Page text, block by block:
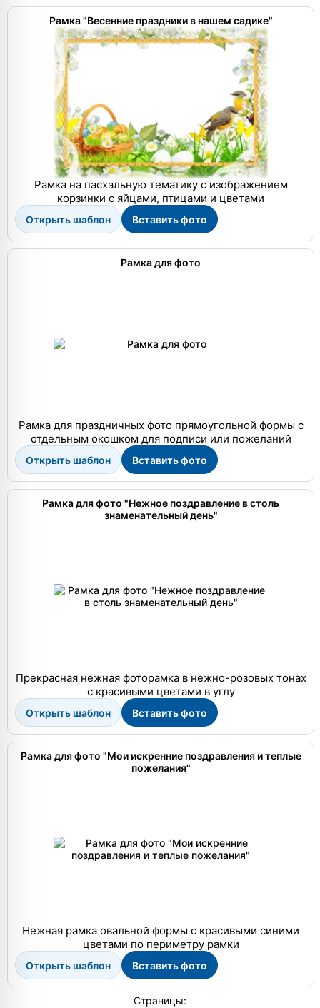
Рамка "Весенние праздники в нашем садике"
Рамка на пасхальную тематику с изображением
корзинки с яйцами, птицами и цветами
Открыть шаблон Вставить фото
Рамка для фото
Рамка для праздничных фото прямоугольной формы с
отдельным окошком для подписи или пожеланий
Открыть шаблон Вставить фото
Рамка для фото "Нежное поздравление в столь
знаменательный день"
Прекрасная нежная фоторамка в нежно-розовых тонах
с красивыми цветами в углу
Открыть шаблон Вставить фото
Рамка для фото "Мои искренние поздравления и теплые
пожелания"
Нежная рамка овальной формы с красивыми синими
цветами по периметру рамки
Открыть шаблон Вставить фото
Страницы: